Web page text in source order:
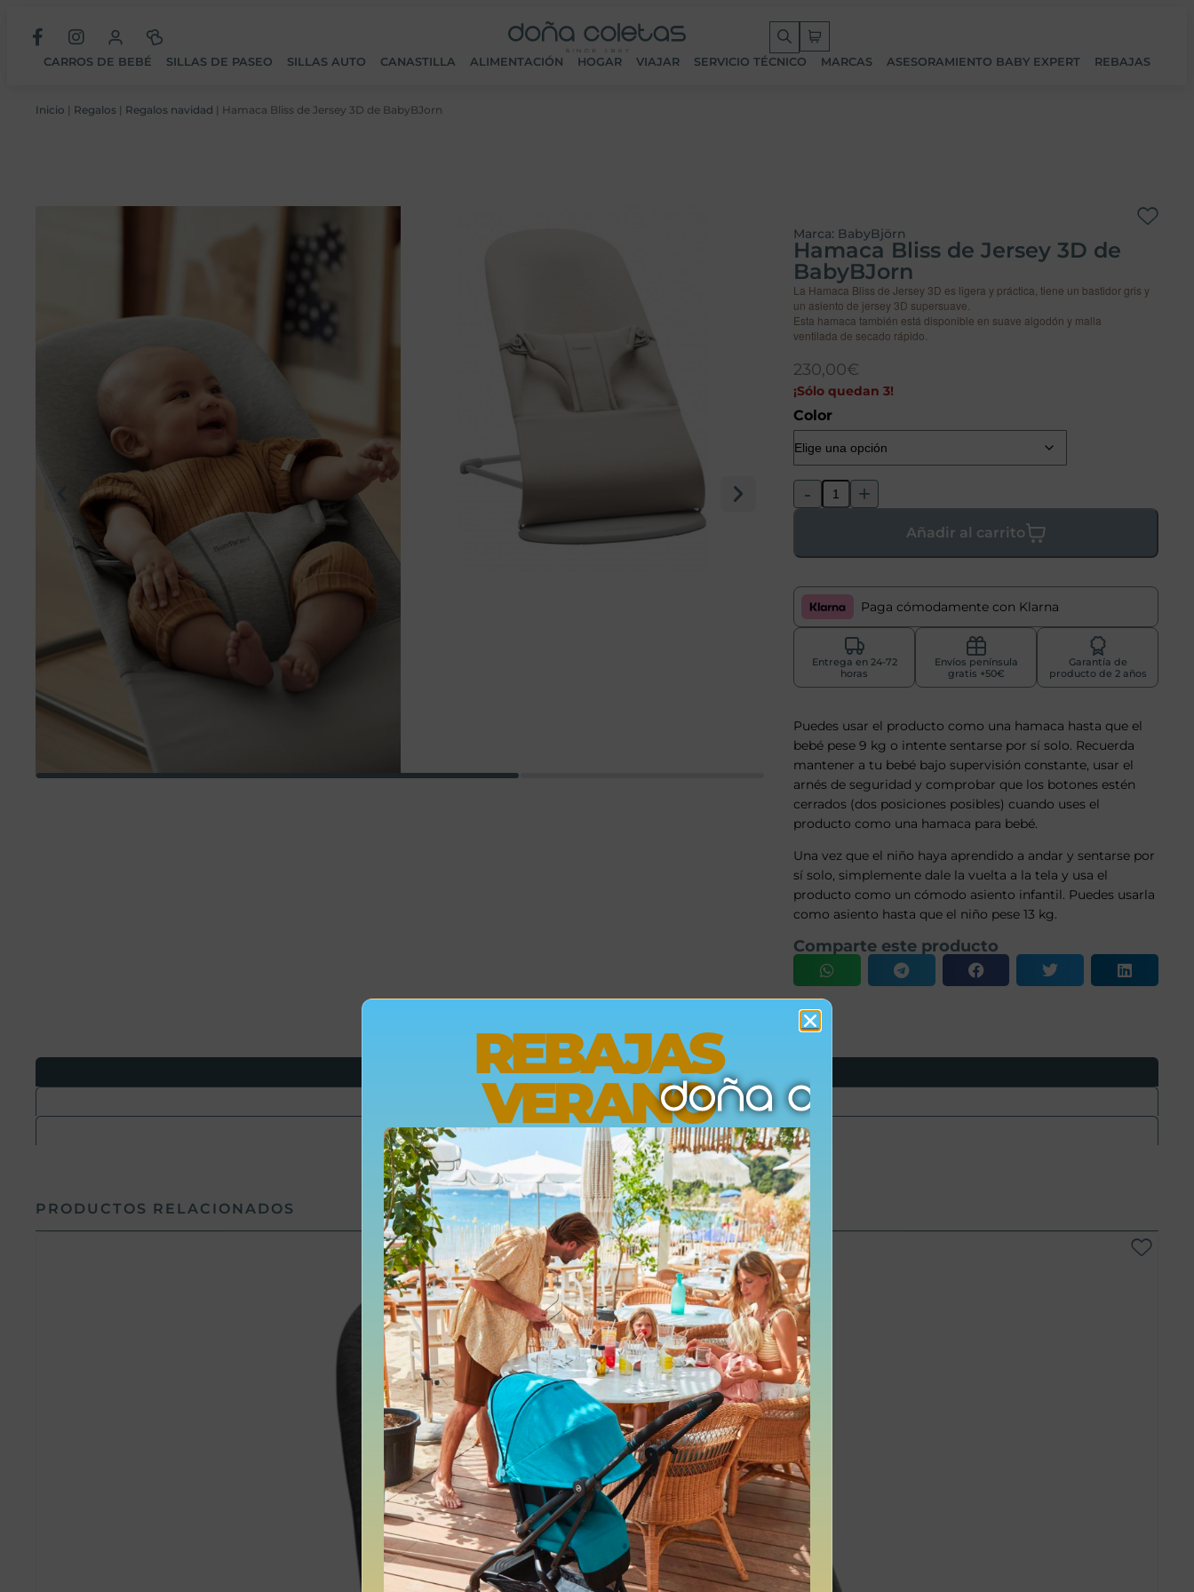
CARROS DE BEBÉ SILLAS DE PASEO SILLAS AUTO CANASTILLA ALIMENTACIÓN HOGAR VIAJAR SERVICIO TÉCNICO MARCAS ASESORAMIENTO BABY EXPERT REBAJAS
Inicio | Regalos | Regalos navidad | Hamaca Bliss de Jersey 3D de BabyBJorn
Marca: BabyBjörn
Hamaca Bliss de Jersey 3D de
BabyBJorn
La Hamaca Bliss de Jersey 3D es ligera y práctica, tiene un bastidor gris y
un asiento de jersey 3D supersuave.
Esta hamaca también está disponible en suave algodón y malla
ventilada de secado rápido.
230,00€
¡Sólo quedan 3!
Color
- +
Añadir al carrito
Paga cómodamente con Klarna
Entrega en 24-72
horas
Envíos península
gratis +50€
Garantía de
producto de 2 años
Puedes usar el producto como una hamaca hasta que el
bebé pese 9 kg o intente sentarse por sí solo. Recuerda
mantener a tu bebé bajo supervisión constante, usar el
arnés de seguridad y comprobar que los botones estén
cerrados (dos posiciones posibles) cuando uses el
producto como una hamaca para bebé.
Una vez que el niño haya aprendido a andar y sentarse por
sí solo, simplemente dale la vuelta a la tela y usa el
producto como un cómodo asiento infantil. Puedes usarla
como asiento hasta que el niño pese 13 kg.
Comparte este producto
Opiniones
Envíos
Devoluciones
PRODUCTOS RELACIONADOS
REBAJAS
VERANO